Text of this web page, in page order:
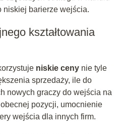
niskiej barierze wejścia.
kształtowania
niskie cenynie tyle
sprzedaży, ile do
nowych graczy do wejścia na
pozycji, umocnienie
wejścia dla innych firm.